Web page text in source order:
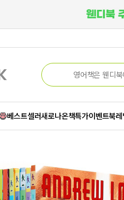
베스트셀러새로나온책특가이벤트북